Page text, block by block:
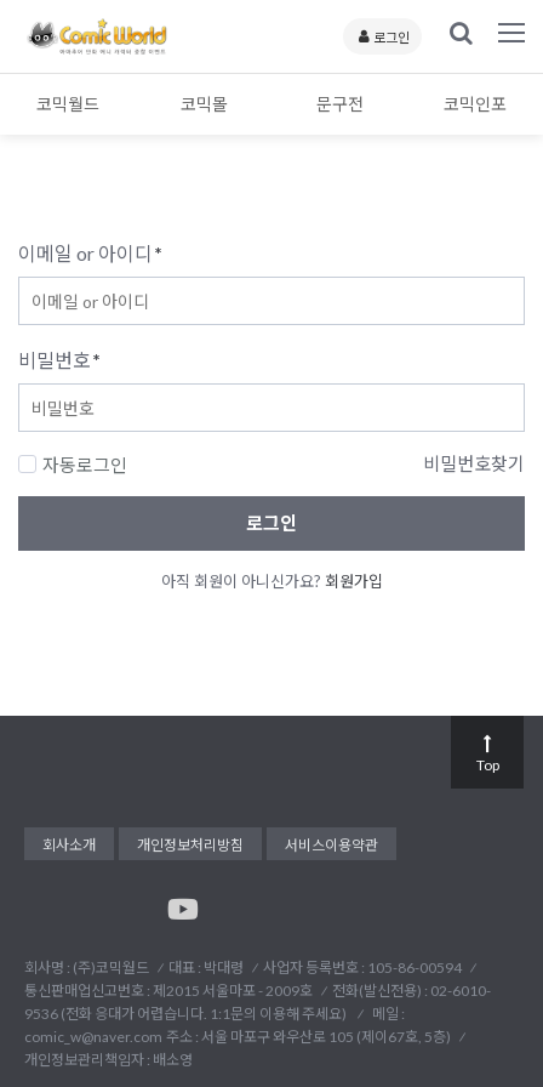
로그인
코믹월드 코믹몰 문구전 코믹인포
이메일 or 아이디 *
비밀번호*
자동로그인 비밀번호찾기
로그인
아직 회원이 아니신가요? 회원가입
회사소개 개인정보처리방침 서비스이용약관
회사명 : (주)코믹월드 대표 : 박대령
사업자 등록번호 : 105-86-00594
통신판매업신고번호 : 제2015 서울마포 - 2009호
전화(발신전용) : 02-6010-
9536 (전화 응대가 어렵습니다. 1:1문의 이용해 주세요)
메일 :
comic_w@naver.com 주소 : 서울 마포구 와우산로 105 (제이67호, 5층)
개인정보관리책임자 : 배소영
Top